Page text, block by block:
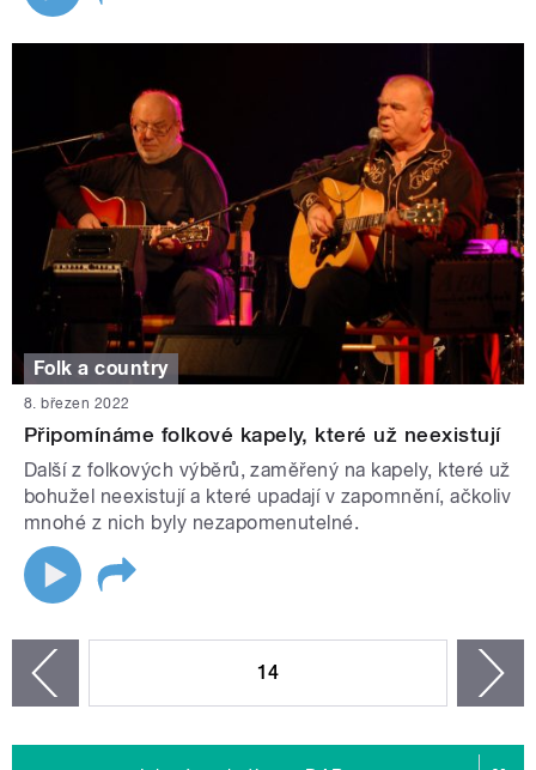
Folk a country
8. březen 2022
Připomínáme folkové kapely, které už neexistují
Další z folkových výběrů, zaměřený na kapely, které už
bohužel neexistují a které upadají v zapomnění, ačkoliv
mnohé z nich byly nezapomenutelné.
14